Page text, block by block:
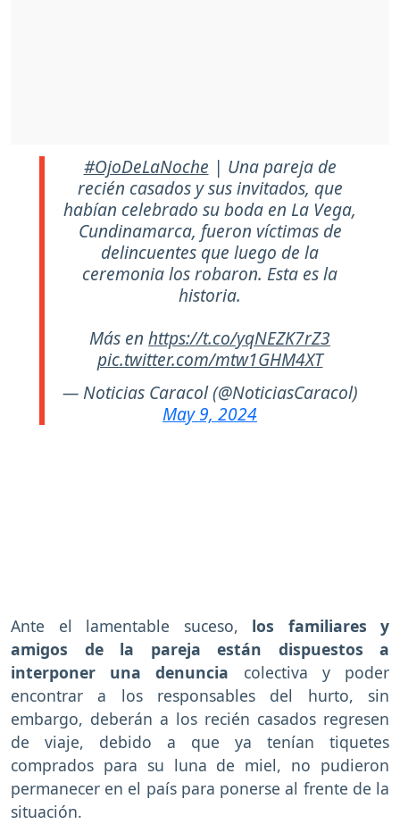
#OjoDeLaNoche | Una pareja de
recién casados y sus invitados, que
habían celebrado su boda en La Vega,
Cundinamarca, fueron víctimas de
delincuentes que luego de la
ceremonia los robaron. Esta es la
historia.
Más en https://t.co/yqNEZK7rZ3
pic.twitter.com/mtw1GHM4XT
— Noticias Caracol (@NoticiasCaracol)
May 9, 2024
Ante el lamentable suceso, los familiares y
amigos de la pareja están dispuestos a
interponer una denuncia colectiva y poder
encontrar a los responsables del hurto, sin
embargo, deberán a los recién casados regresen
de viaje, debido a que ya tenían tiquetes
comprados para su luna de miel, no pudieron
permanecer en el país para ponerse al frente de la
situación.